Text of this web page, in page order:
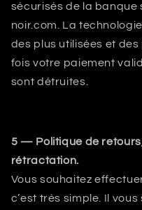
sécurisés de la
noir.com. La
des plus utilisées et
fois votre paiement
sont détruites.
5 — Politique de
rétractation.
Vous souhaitez
c’est très simple. Il